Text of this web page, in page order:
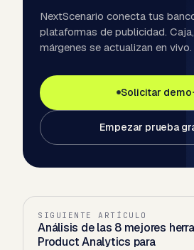
NextScenario conecta tus
plataformas de publicidad.
márgenes se actualizan en vivo.
Solicitar demo
Empezar prueba
SIGUIENTE ARTÍCULO
Análisis de las 8 mejores
Product Analytics para